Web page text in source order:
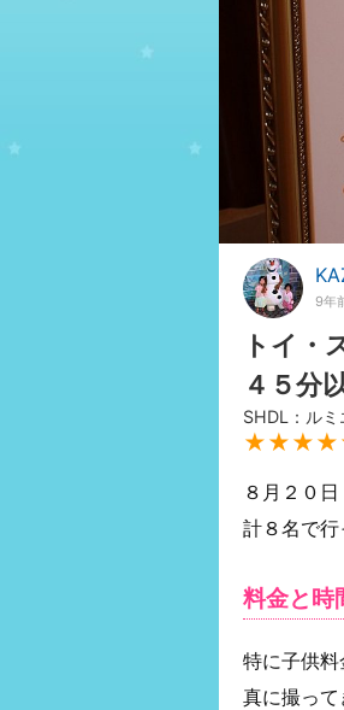
9年
トイ・
４５分
SHDL：ル
８月２０
計８名で行
料金と時
特に子供
真に撮って